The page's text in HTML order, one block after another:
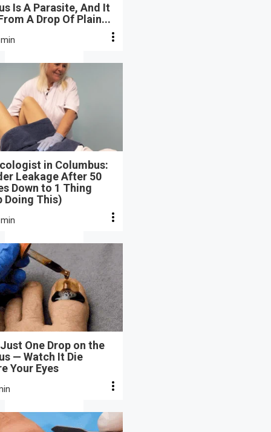
Is A Parasite, And It
A Drop Of Plain...
in Columbus:
Leakage After 50
Down to 1 Thing
Doing This)
One Drop on the
— Watch It Die
Your Eyes